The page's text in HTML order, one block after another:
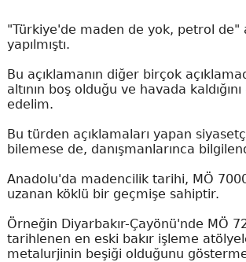
"Türkiye'de maden de yok, petrol de"
yapılmıştı.
Bu açıklamanın diğer birçok
altının boş olduğu ve havada
edelim.
Bu türden açıklamaları yapan
bilemese de, danışmanlarınca
Anadolu'da madencilik tarihi, MÖ
uzanan köklü bir geçmişe sahiptir.
Örneğin Diyarbakır-Çayönü'nde MÖ
tarihlenen en eski bakır işleme
metalurjinin beşiği olduğunu